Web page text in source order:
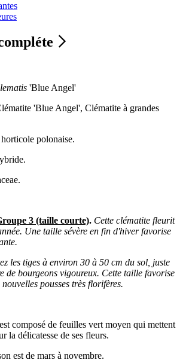
'Blue Angel'
'Blue Angel', Clématite à grandes
polonaise.
3 (taille courte). Cette clématite fleurit
Une taille sévère en fin d'hiver favorise
les tiges à environ 30 à 50 cm du sol, juste
de bourgeons vigoureux. Cette taille favorise
pousses très florifères.
composé de feuilles vert moyen qui mettent
la délicatesse de ses fleurs.
est de mars à novembre.